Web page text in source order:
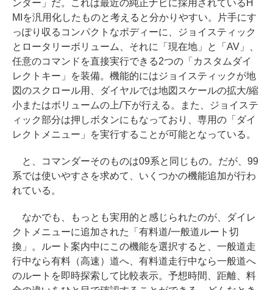
ンダー」だ。これは最近の純正ナビに採用されているH
MIを汎用化したものと考えると分かりやすい。片手にす
っぽり収るコンパクトなボディーに、ジョイスティック
とロータリーボリューム、それに「現在地」と「AV」、
任意のコマンドを直接実行できる2つの「カスタムダイ
レクトキー」を装備。機能的にはジョイスティックが地
図のスクロール用、ダイヤルでは地図スケールの拡大/縮
小またはボリュームの上/下が行える。また、ジョイステ
ィック部分は押しボタンにもなっており、専用の「ダイ
レクトメニュー」を実行することが可能となっている。
と、コマンダーそのものは09系と同じもの。だが、99
系では使いやすさを求めて、いくつかの機能追加が行わ
れている。
なかでも、もっとも実用的と感じられたのが、ダイレ
クトメニューに追加された「有料道/一般道ルート切
換」。ルート案内中にこの機能を選択すると、一般道走
行中なら有料（高速）道へ、有料道走行中なら一般道へ
のルートを即時探索して比較表示。予想時間、距離、料